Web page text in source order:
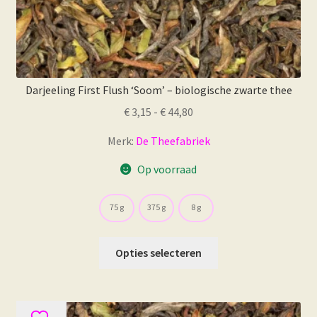
Darjeeling First Flush ‘Soom’ – biologische zwarte thee
€ 3,15 - € 44,80
tot
€ 44,80
Merk: De Theefabriek
Op voorraad
75 g 375 g 8 g
Opties selecteren